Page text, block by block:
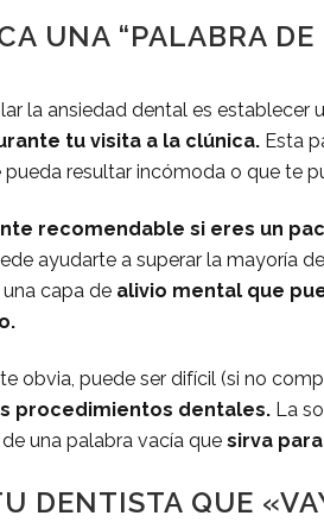
UNA “PALABRA DE
la ansiedad dental es establecer
tu visita a la clúnica. Esta
resultar incómoda o que te
recomendable si eres un
ayudarte a superar la mayoría
capa de alivio mental que
obvia, puede ser difícil (si no
procedimientos dentales. La
una palabra vacía que sirva
DENTISTA QUE